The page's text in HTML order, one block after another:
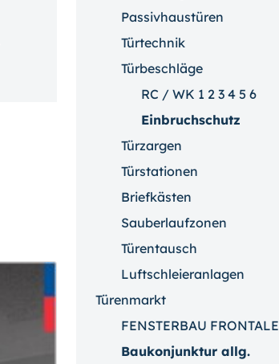
Passivhaustüren
Türtechnik
Türbeschläge
RC / WK 1 2 3 4 5 6
Einbruchschutz
Türzargen
Türstationen
Briefkästen
Sauberlaufzonen
Türentausch
Luftschleieranlagen
Türenmarkt
FENSTERBAU FRONTALE
Baukonjunktur allg.